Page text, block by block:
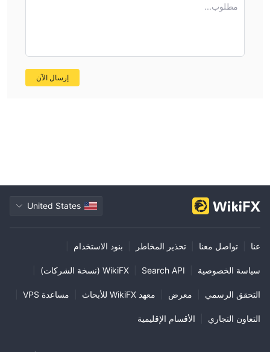
مطلوب...
إرسال الآن
United States
عنا تواصل معنا تحذير المخاطر بنود الاستخدام
سياسة الخصوصية Search API WikiFX (نسخة الشركات)
التحقق الرسمي معرض معهد WikiFX للأبحاث مساعدة VPS
التعاون التجاري الأقسام الإقليمية